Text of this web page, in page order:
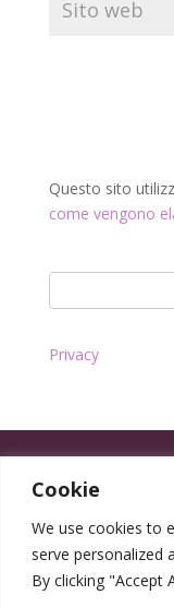
Cookie
We use cookies to
serve personalized
By clicking "Accept
Questo sito
come vengono
Privacy